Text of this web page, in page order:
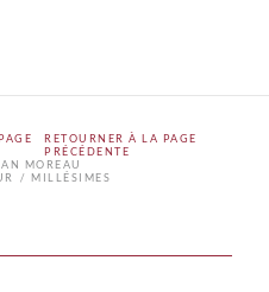
RETOURNER À LA PAGE
PRÉCÉDENTE
MOREAU
MILLÉSIMES